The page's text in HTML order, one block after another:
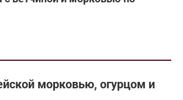
морковью, огурцом и